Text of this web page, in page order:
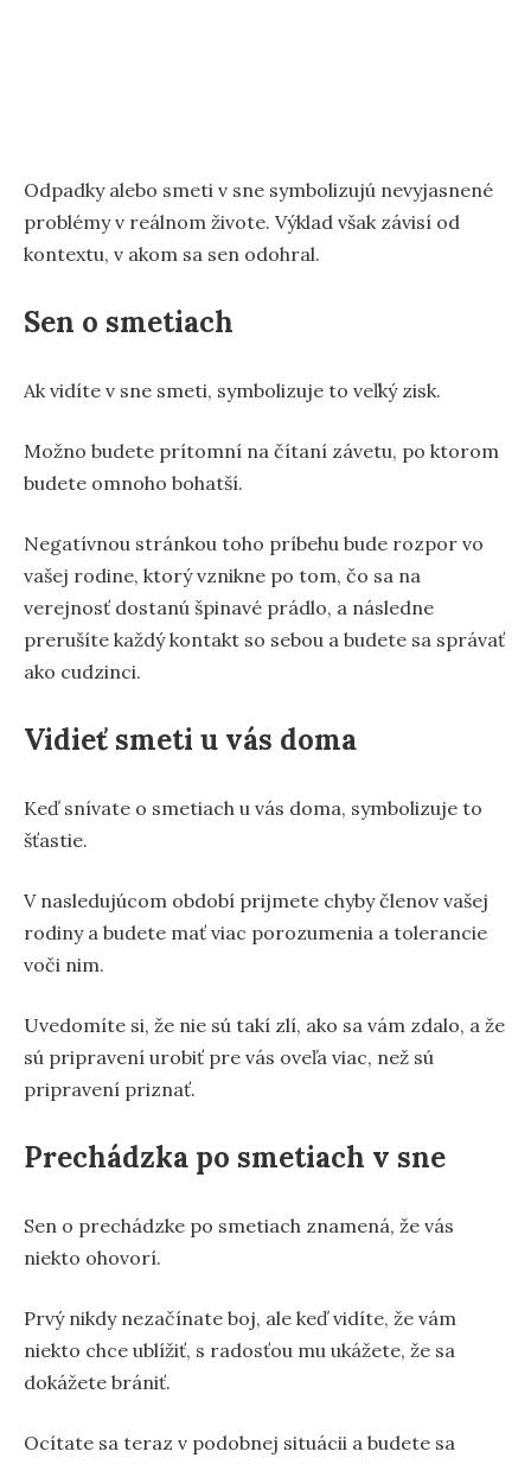
Odpadky alebo smeti v sne symbolizujú nevyjasnené
problémy v reálnom živote. Výklad však závisí od
kontextu, v akom sa sen odohral.
Sen o smetiach
Ak vidíte v sne smeti, symbolizuje to veľký zisk.
Možno budete prítomní na čítaní závetu, po ktorom
budete omnoho bohatší.
Negatívnou stránkou toho príbehu bude rozpor vo
vašej rodine, ktorý vznikne po tom, čo sa na
verejnosť dostanú špinavé prádlo, a následne
prerušíte každý kontakt so sebou a budete sa správať
ako cudzinci.
Vidieť smeti u vás doma
Keď snívate o smetiach u vás doma, symbolizuje to
šťastie.
V nasledujúcom období prijmete chyby členov vašej
rodiny a budete mať viac porozumenia a tolerancie
voči nim.
Uvedomíte si, že nie sú takí zlí, ako sa vám zdalo, a že
sú pripravení urobiť pre vás oveľa viac, než sú
pripravení priznať.
Prechádzka po smetiach v sne
Sen o prechádzke po smetiach znamená, že vás
niekto ohovorí.
Prvý nikdy nezačínate boj, ale keď vidíte, že vám
niekto chce ublížiť, s radosťou mu ukážete, že sa
dokážete brániť.
Ocítate sa teraz v podobnej situácii a budete sa